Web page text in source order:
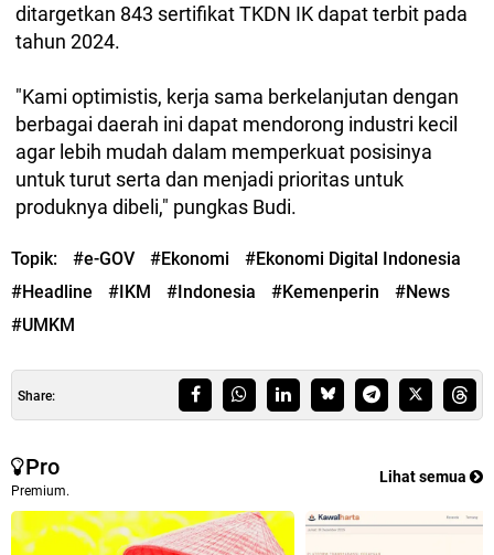
ditargetkan 843 sertifikat TKDN IK dapat terbit pada
tahun 2024.
"Kami optimistis, kerja sama berkelanjutan dengan
berbagai daerah ini dapat mendorong industri kecil
agar lebih mudah dalam memperkuat posisinya
untuk turut serta dan menjadi prioritas untuk
produknya dibeli," pungkas Budi.
Topik: #e-GOV #Ekonomi
#Ekonomi Digital Indonesia
#Headline
#IKM #Indonesia #Kemenperin
#News
#UMKM
Share:
Pro
Premium.
Lihat semua